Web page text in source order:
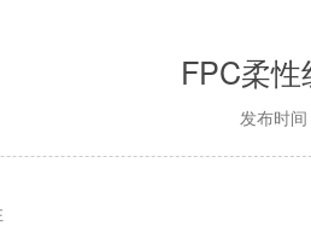
FPC柔
发布时